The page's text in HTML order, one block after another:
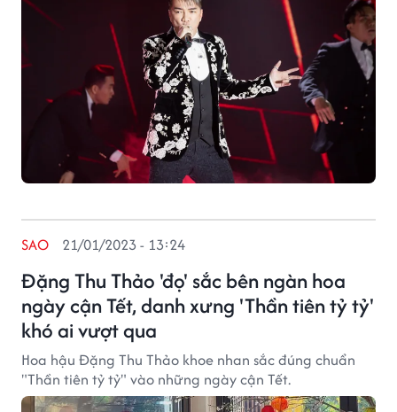
Đặng Thu Thảo 'đọ' sắc bên ngàn hoa
ngày cận Tết, danh xưng 'Thần tiên tỷ tỷ'
khó ai vượt qua
SAO 21/01/2023 - 13:24
Hoa hậu Đặng Thu Thảo khoe nhan sắc đúng chuẩn
"Thần tiên tỷ tỷ" vào những ngày cận Tết.